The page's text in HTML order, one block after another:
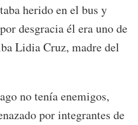
herido en el bus y
desgracia él era uno de
Lidia Cruz, madre del
no tenía enemigos,
por integrantes de